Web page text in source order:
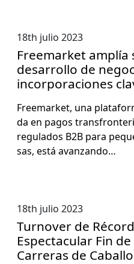
18th julio 2023
Freemarket amplía
desarrollo de
incorporaciones
Freemar­ket, una
da en pagos
reg­u­la­dos B2B para
sas, está avan­zan­do…
18th julio 2023
Turnover de
Espectacular Fin
Carreras de